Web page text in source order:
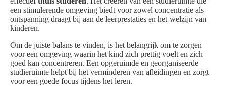
een stimulerende omgeving biedt voor zowel concentratie als
ontspanning draagt bij aan de leerprestaties en het welzijn van
kinderen.
Om de juiste balans te vinden, is het belangrijk om te zorgen
voor een omgeving waarin het kind zich prettig voelt en zich
goed kan concentreren. Een opgeruimde en georganiseerde
studieruimte helpt bij het verminderen van afleidingen en zorgt
voor een goede focus tijdens het leren.